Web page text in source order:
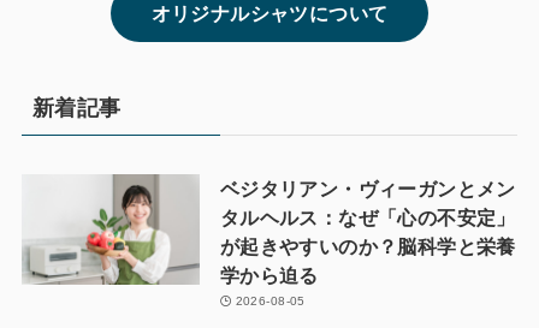
オリジナルシャツについて
新着記事
ベジタリアン・ヴィーガンとメン
タルヘルス：なぜ「心の不安定」
が起きやすいのか？脳科学と栄養
学から迫る
2026-08-05